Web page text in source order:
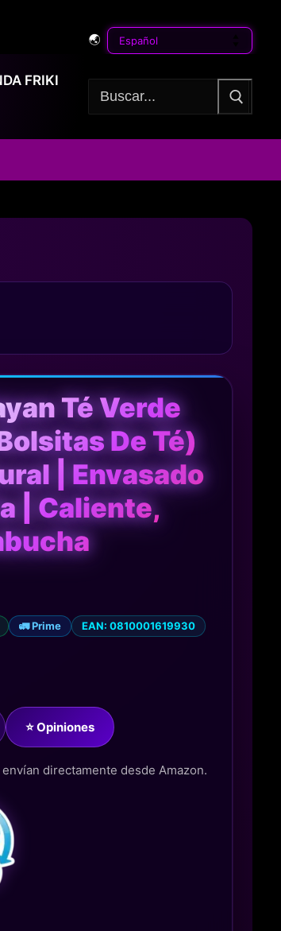
🌏
FRIKI
Buscar:
Té Verde
De Té)
| Envasado
| Caliente,
🚛 Prime EAN: 0810001619930
⭐ Opiniones
envían directamente desde Amazon.